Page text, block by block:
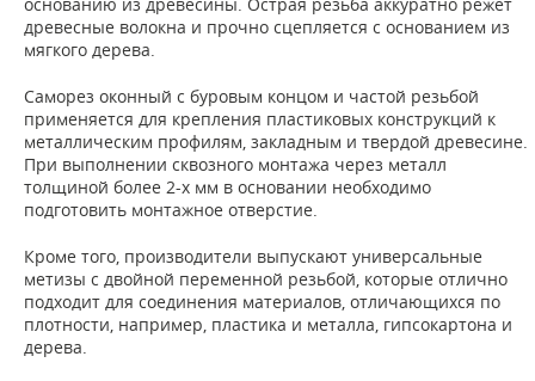
основанию из древесины. Острая резьба аккуратно режет
древесные волокна и прочно сцепляется с основанием из
мягкого дерева.
Саморез оконный с буровым концом и частой резьбой
применяется для крепления пластиковых конструкций к
металлическим профилям, закладным и твердой древесине.
При выполнении сквозного монтажа через металл
толщиной более 2-х мм в основании необходимо
подготовить монтажное отверстие.
Кроме того, производители выпускают универсальные
метизы с двойной переменной резьбой, которые отлично
подходит для соединения материалов, отличающихся по
плотности, например, пластика и металла, гипсокартона и
дерева.